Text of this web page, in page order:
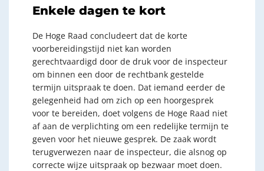
Enkele dagen te kort
De Hoge Raad concludeert dat de korte
voorbereidingstijd niet kan worden
gerechtvaardigd door de druk voor de inspecteur
om binnen een door de rechtbank gestelde
termijn uitspraak te doen. Dat iemand eerder de
gelegenheid had om zich op een hoorgesprek
voor te bereiden, doet volgens de Hoge Raad niet
af aan de verplichting om een redelijke termijn te
geven voor het nieuwe gesprek. De zaak wordt
terugverwezen naar de inspecteur, die alsnog op
correcte wijze uitspraak op bezwaar moet doen.